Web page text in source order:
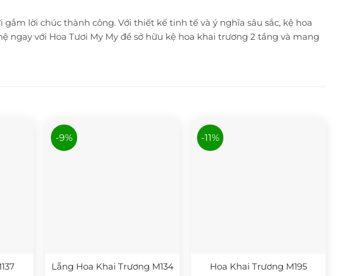
lời chúc thành công. Với thiết kế tinh tế và ý nghĩa sâu sắc, kệ hoa
ngay với Hoa Tươi My My để sở hữu kệ hoa khai trương 2 tầng và mang
-9%
Lẵng Hoa Khai Trương M134
-11%
Hoa Khai Trương M195